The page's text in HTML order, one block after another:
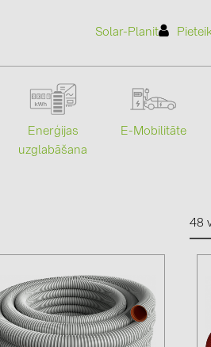
Solar-Planit
Ražotāji
BUDMAT (6)
EVOPIPES (7)
FRONIUS (42)
GROMTOR (32)
Enerģijas
uzglabāšana
E-Mobilitāte
48